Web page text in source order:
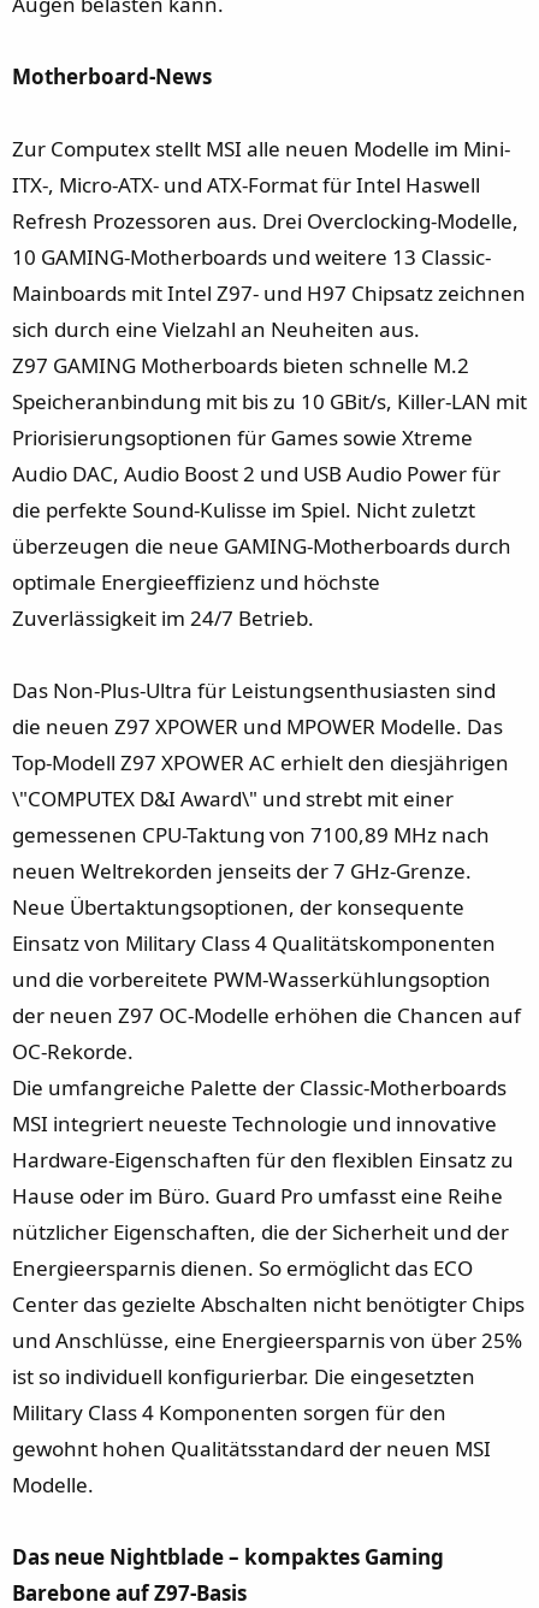
Motherboard-News
Zur Computex stellt MSI alle neuen Modelle im Mini-
ITX-, Micro-ATX- und ATX-Format für Intel Haswell
Refresh Prozessoren aus. Drei Overclocking-Modelle,
10 GAMING-Motherboards und weitere 13 Classic-
Mainboards mit Intel Z97- und H97 Chipsatz zeichnen
sich durch eine Vielzahl an Neuheiten aus.
Z97 GAMING Motherboards bieten schnelle M.2
Speicheranbindung mit bis zu 10 GBit/s, Killer-LAN mit
Priorisierungsoptionen für Games sowie Xtreme
Audio DAC, Audio Boost 2 und USB Audio Power für
die perfekte Sound-Kulisse im Spiel. Nicht zuletzt
überzeugen die neue GAMING-Motherboards durch
optimale Energieeffizienz und höchste
Zuverlässigkeit im 24/7 Betrieb.
Das Non-Plus-Ultra für Leistungsenthusiasten sind
die neuen Z97 XPOWER und MPOWER Modelle. Das
Top-Modell Z97 XPOWER AC erhielt den diesjährigen
\"COMPUTEX D&I Award\" und strebt mit einer
gemessenen CPU-Taktung von 7100,89 MHz nach
neuen Weltrekorden jenseits der 7 GHz-Grenze.
Neue Übertaktungsoptionen, der konsequente
Einsatz von Military Class 4 Qualitätskomponenten
und die vorbereitete PWM-Wasserkühlungsoption
der neuen Z97 OC-Modelle erhöhen die Chancen auf
OC-Rekorde.
Die umfangreiche Palette der Classic-Motherboards
MSI integriert neueste Technologie und innovative
Hardware-Eigenschaften für den flexiblen Einsatz zu
Hause oder im Büro. Guard Pro umfasst eine Reihe
nützlicher Eigenschaften, die der Sicherheit und der
Energieersparnis dienen. So ermöglicht das ECO
Center das gezielte Abschalten nicht benötigter Chips
und Anschlüsse, eine Energieersparnis von über 25%
ist so individuell konfigurierbar. Die eingesetzten
Military Class 4 Komponenten sorgen für den
gewohnt hohen Qualitätsstandard der neuen MSI
Modelle.
Das neue Nightblade – kompaktes Gaming
Barebone auf Z97-Basis